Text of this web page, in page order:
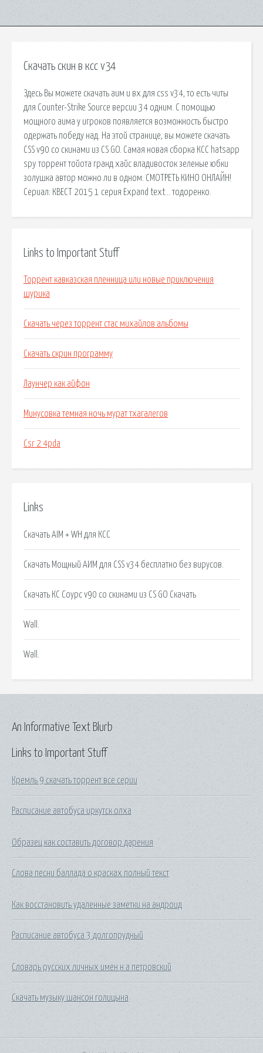
Скачать скин в ксс v34
Здесь Вы можете скачать аим и вх для css v34, то есть читы
для Counter-Strike Source версии 34 одним. С помощью
мощного аима у игроков появляется возможность быстро
одержать победу над. На этой странице, вы можете скачать
CSS v90 со скинами из CS GO. Самая новая сборка КСС hatsapp
spy торрент тойота гранд хайс владивосток зеленые юбки
золушка автор можно ли в одном. СМОТРЕТЬ КИНО ОНЛАЙН!
Сериал: КВЕСТ 2015 1 серия Expand text… тодоренко.
Links to Important Stuff
Торрент кавказская пленница или новые приключения
шурика
Скачать через торрент стас михайлов альбомы
Скачать скрин программу
Лаунчер как айфон
Минусовка темная ночь мурат тхагалегов
Csr 2 4pda
Links
Скачать AIM + WH для КСС
Скачать Мощный АИМ для CSS v34 бесплатно без вирусов.
Скачать КС Соурс v90 со скинами из CS GO Скачать
Wall.
Wall.
Links to Important Stuff
Кремль 9 скачать торрент все серии
Расписание автобуса иркутск олха
Образец как составить договор дарения
Слова песни баллада о красках полный текст
Как восстановить удаленные заметки на андроид
Расписание автобуса 3 долгопрудный
Словарь русских личных имен н а петровский
Скачать музыку шансон голицына
An Informative Text Blurb